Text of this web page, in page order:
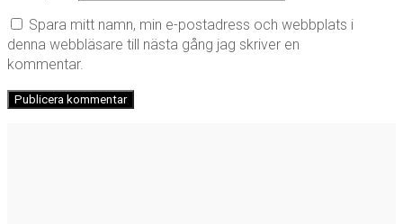
Spara mitt namn, min e-postadress och webbplats i
denna webbläsare till nästa gång jag skriver en
kommentar.